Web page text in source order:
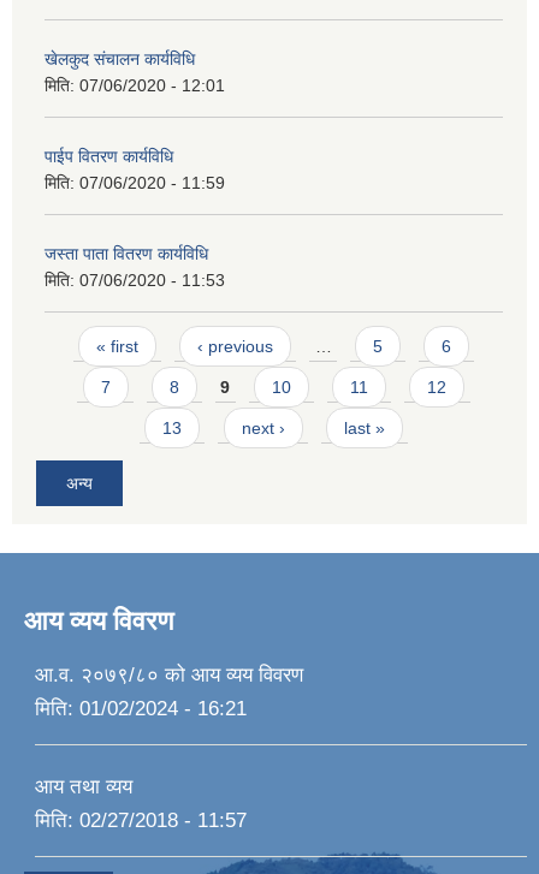
खेलकुद संचालन कार्यविधि
मिति: 07/06/2020 - 12:01
पाईप वितरण कार्यविधि
मिति: 07/06/2020 - 11:59
जस्ता पाता वितरण कार्यविधि
मिति: 07/06/2020 - 11:53
Pages
« first ‹ previous 5 6
7 8 9 10 11 12
13 next › last »
अन्य
आय व्यय विवरण
आ.व. २०७९/८० को आय व्यय विवरण
मिति: 01/02/2024 - 16:21
आय तथा व्यय
मिति: 02/27/2018 - 11:57